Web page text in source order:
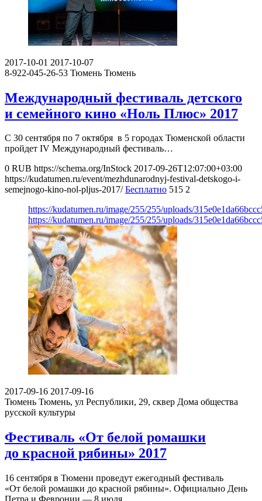
2017-10-01 2017-10-07
8-922-045-26-53 Тюмень Тюмень
Международный фестиваль детского
и семейного кино «Ноль Плюс» 2017
С 30 сентября по 7 октября в 5 городах Тюменской области
пройдет IV Международный фестиваль…
0 RUB https://schema.org/InStock 2017-09-26T12:07:00+03:00
https://kudatumen.ru/event/mezhdunarodnyj-festival-detskogo-i-
semejnogo-kino-nol-pljus-2017/ Бесплатно 515 2
https://kudatumen.ru/image/255/255/uploads/
https://kudatumen.ru/image/255/255/uploads/
2017-09-16 2017-09-16
Тюмень Тюмень, ул Республики, 29, сквер Дома общества
русской культуры
Фестиваль «От белой ромашки
до красной рябины» 2017
16 сентября в Тюмени проведут ежегодный фестиваль
«От белой ромашки до красной рябины». Официально День